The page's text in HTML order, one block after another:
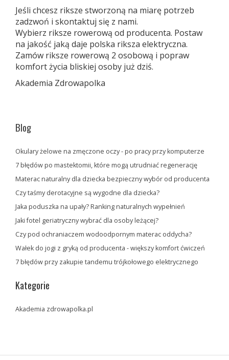
Jeśli chcesz riksze stworzoną na miarę potrzeb
zadzwoń i skontaktuj się z nami.
Wybierz riksze rowerową od producenta. Postaw
na jakość jaką daje polska riksza elektryczna.
Zamów riksze rowerową 2 osobową i popraw
komfort życia bliskiej osoby już dziś.
Akademia Zdrowapolka
Blog
Okulary żelowe na zmęczone oczy - po pracy przy komputerze
7 błędów po mastektomii, które mogą utrudniać regenerację
Materac naturalny dla dziecka bezpieczny wybór od producenta
Czy taśmy derotacyjne są wygodne dla dziecka?
Jaka poduszka na upały? Ranking naturalnych wypełnień
Jaki fotel geriatryczny wybrać dla osoby leżącej?
Czy pod ochraniaczem wodoodpornym materac oddycha?
Wałek do jogi z gryką od producenta - większy komfort ćwiczeń
7 błędów przy zakupie tandemu trójkołowego elektrycznego
Kategorie
Akademia zdrowapolka.pl